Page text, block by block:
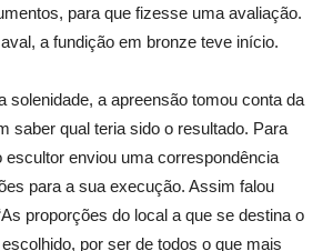
para que fizesse uma avaliação.
a fundição em bronze teve início.
solenidade, a apreensão tomou conta da
saber qual teria sido o resultado. Para
escultor enviou uma correspondência
para a sua execução. Assim falou
proporções do local a que se destina o
por ser de todos o que mais